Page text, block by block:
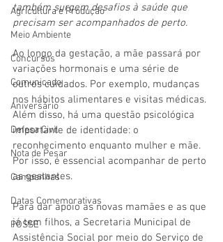
Agricultura e Produção
Meio Ambiente
Concursos
Comunicado
Aniversário
Defesa Civil
Nota de Pesar
Campanhas
Datas Comemorativas
POSSE
também surgem desafios à saúde que
precisam ser acompanhados de perto.
Ao longo da gestação, a mãe passará por
variações hormonais e uma série de
outros cuidados. Por exemplo, mudanças
nos hábitos alimentares e visitas médicas.
Além disso, há uma questão psicológica
importante de identidade: o
reconhecimento enquanto mulher e mãe.
Por isso, é essencial acompanhar de perto
as gestantes.
Para dar apoio as novas mamães e as que
já tem filhos, a Secretaria Municipal de
Assistência Social por meio do Serviço de